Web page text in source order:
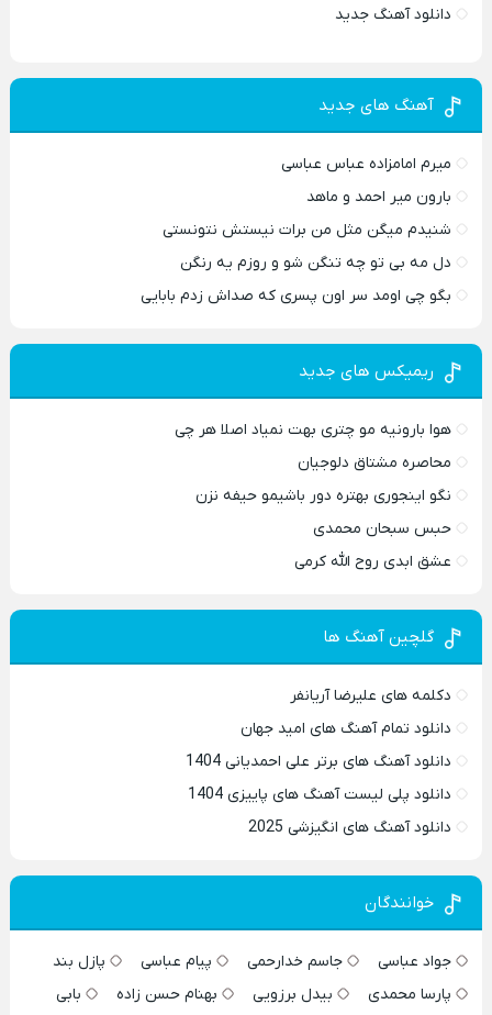
دانلود آهنگ جدید
آهنگ های جدید
میرم امامزاده عباس عباسی
بارون میر احمد و ماهد
شنیدم میگن مثل من برات نیستش نتونستی
دل مه بی تو چه تنگن شو و روزم یه رنگن
بگو چی اومد سر اون پسری که صداش زدم بابایی
ریمیکس های جدید
هوا بارونیه مو چتری بهت نمیاد اصلا هر چی
محاصره مشتاق دلوجیان
نگو اینجوری بهتره دور باشیمو حیفه نزن
حبس سبحان محمدی
عشق ابدی روح الله کرمی
گلچین آهنگ ها
دکلمه های علیرضا آریانفر
دانلود تمام آهنگ های امید جهان
دانلود آهنگ های برتر علی احمدیانی 1404
دانلود پلی لیست آهنگ های پاییزی 1404
دانلود آهنگ های انگیزشی 2025
خوانندگان
جواد عباسی جاسم خدارحمی پیام عباسی
پازل بند
پارسا محمدی
بیدل برزویی بهنام حسن زاده
بابی